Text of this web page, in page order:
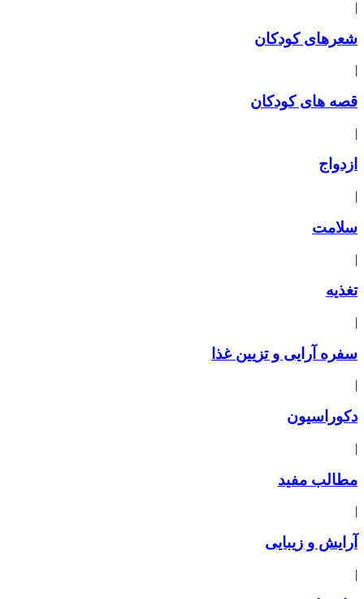
|
شعرهای کودکان
|
قصه های کودکان
|
ازدواج
|
سلامت
|
تغذیه
|
سفره آرایی و تزیین غذا
|
دکوراسیون
|
مطالب مفید
|
آرایش و زیبایی
|